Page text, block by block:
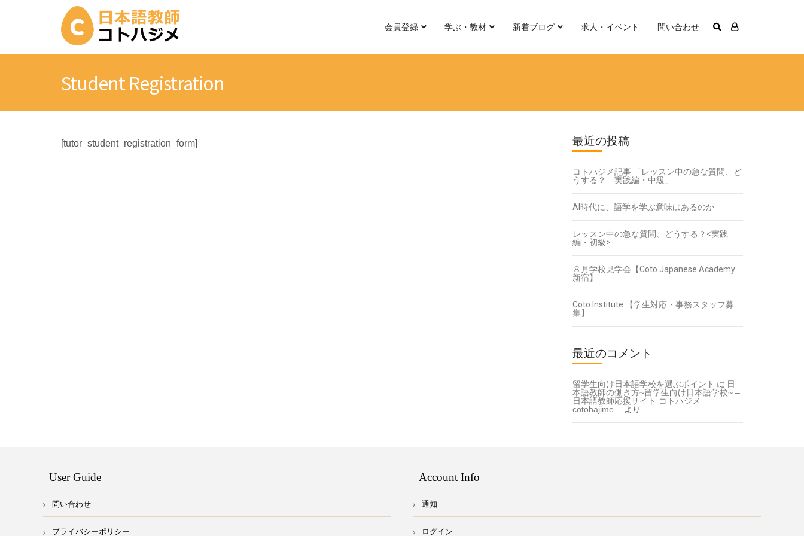
会員登録 学ぶ・教材 新着ブログ 求人・イベント 問い合わせ
Student Registration
[tutor_student_registration_form] 最近の投稿
コトハジメ記事 「レッスン中の急な質問、ど
うする？―実践編・中級」
AI時代に、語学を学ぶ意味はあるのか
レッスン中の急な質問、どうする？<実践
編・初級>
８月学校見学会【Coto Japanese Academy
新宿】
Coto Institute 【学生対応・事務スタッフ募
集】
最近のコメント
留学生向け日本語学校を選ぶポイント に 日
本語教師の働き方~留学生向け日本語学校~ –
日本語教師応援サイト コトハジメ
cotohajime
より
User Guide
問い合わせ
プライバシーポリシー
Account Info
通知
ログイン